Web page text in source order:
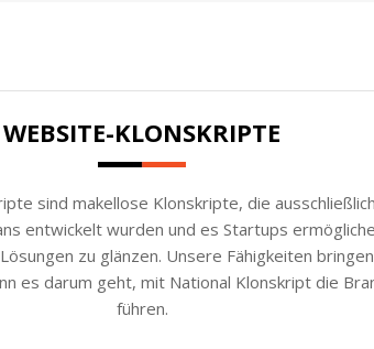
WEBSITE-KLONSKRIPTE
sind makellose Klonskripte, die
entwickelt wurden und es Startups
zu glänzen. Unsere Fähigkeiten
es darum geht, mit National Klonskript die
führen.